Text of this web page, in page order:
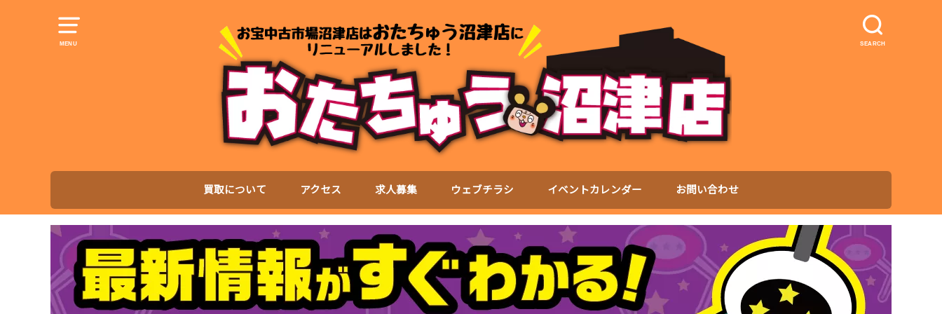
MENU SEARCH
買取について アクセス 求人募集 ウェブチラシ イベントカレンダー お問い合わせ